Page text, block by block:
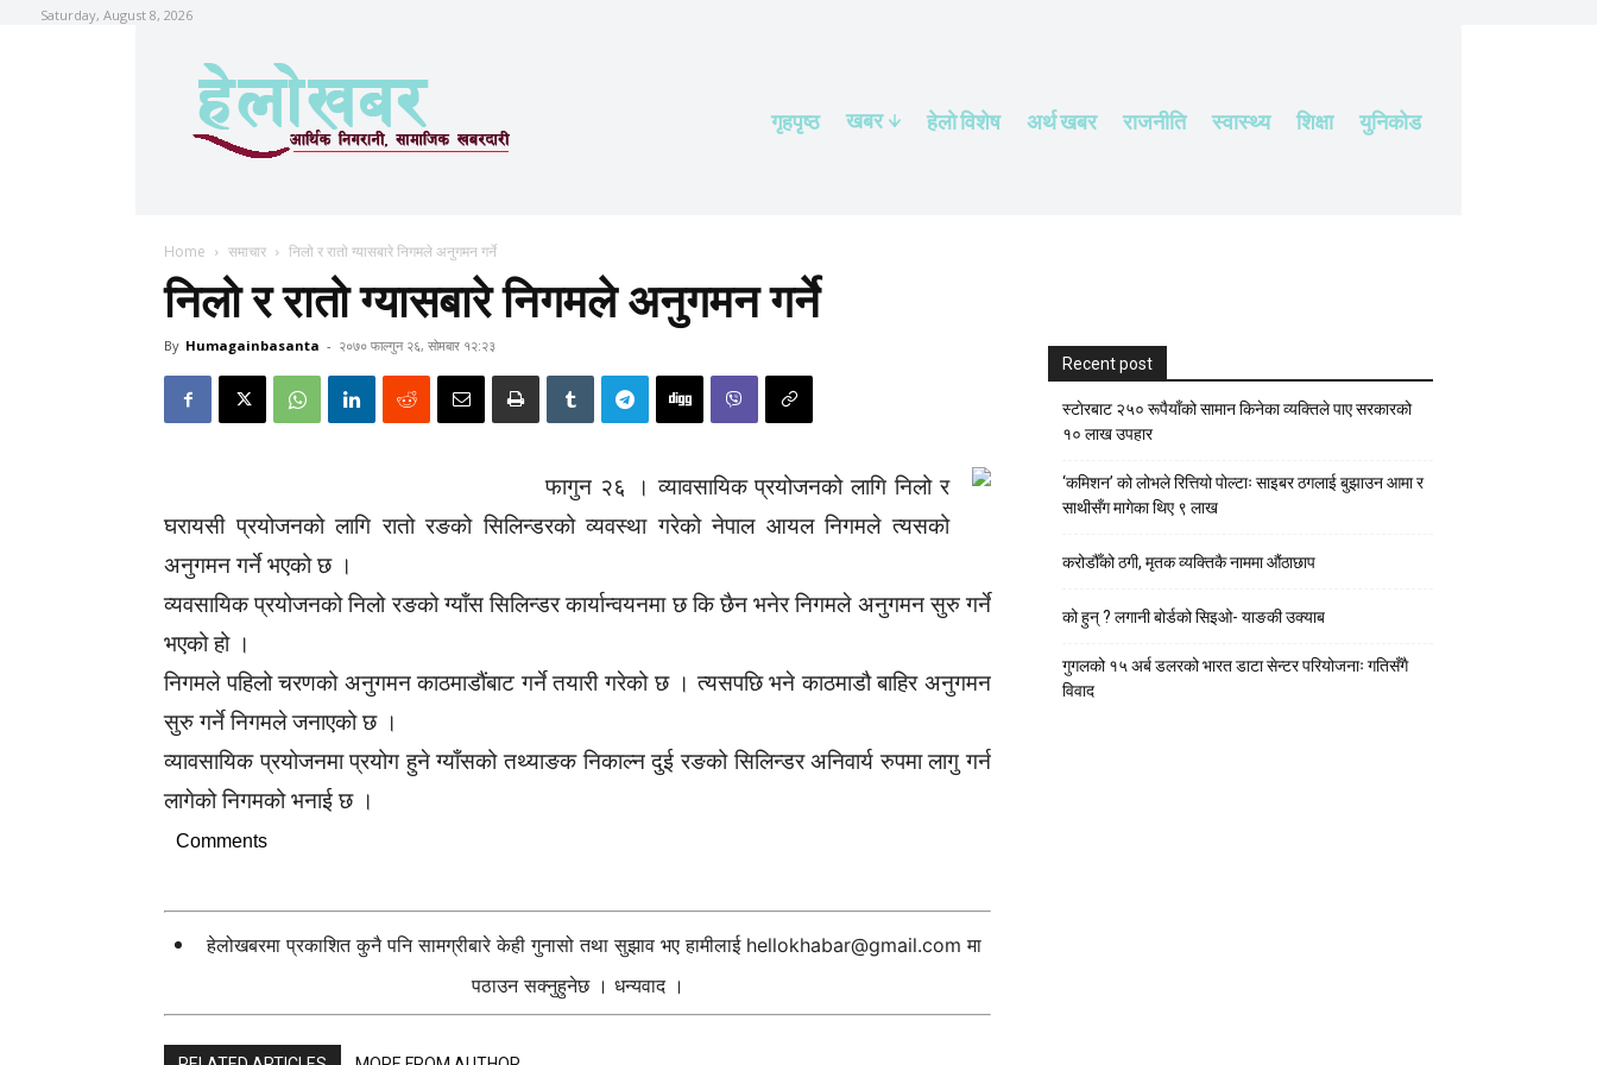
Saturday, August 8, 2026
गृहपृष्ठ खबर हेलाे विशेष अर्थ खबर राजनीति स्वास्थ्य शिक्षा युनिकोड
Home समाचार निलो र रातो ग्यासबारे निगमले अनुगमन गर्ने
निलो र रातो ग्यासबारे निगमले अनुगमन गर्ने
By Humagainbasanta - २०७० फाल्गुन २६, सोमबार १२:२३
फागुन २६ । व्यावसायिक प्रयोजनको लागि निलो र
घरायसी प्रयोजनको लागि रातो रङको सिलिन्डरको व्यवस्था गरेको नेपाल आयल निगमले त्यसको
अनुगमन गर्ने भएको छ ।
व्यवसायिक प्रयोजनको निलो रङको ग्याँस सिलिन्डर कार्यान्वयनमा छ कि छैन भनेर निगमले अनुगमन सुरु गर्ने
भएको हो ।
निगमले पहिलो चरणको अनुगमन काठमाडौंबाट गर्ने तयारी गरेको छ । त्यसपछि भने काठमाडौ बाहिर अनुगमन
सुरु गर्ने निगमले जनाएको छ ।
व्यावसायिक प्रयोजनमा प्रयोग हुने ग्याँसको तथ्याङक निकाल्न दुई रङको सिलिन्डर अनिवार्य रुपमा लागु गर्न
लागेको निगमको भनाई छ ।
Comments
हेलोखबरमा प्रकाशित कुनै पनि सामग्रीबारे केही गुनासो तथा सुझाव भए हामीलाई hellokhabar@gmail.com मा
पठाउन सक्नुहुनेछ । धन्यवाद ।
Recent post
स्टाेरबाट २५० रूपैयाँको सामान किनेका व्यक्तिले पाए सरकारको
१० लाख उपहार
‘कमिशन’ को लोभले रित्तियो पोल्टाः साइबर ठगलाई बुझाउन आमा र
साथीसँग मागेका थिए ९ लाख
करोडौँको ठगी, मृतक व्यक्तिकै नाममा औंठाछाप
को हुन् ? लगानी बोर्डको सिइओ- याङकी उक्याब
गुगलको १५ अर्ब डलरको भारत डाटा सेन्टर परियोजनाः गतिसँगै
विवाद